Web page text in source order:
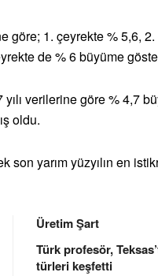
göre; 1. çeyrekte % 5,6,
de % 6 büyüme
verilerine göre % 4,7
oldu.
son yarım yüzyılın en
Üretim Şart
Türk profesör,
türleri keşfetti